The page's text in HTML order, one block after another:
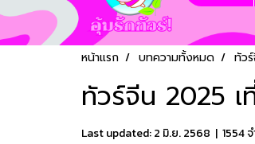
หน้าแรก บทความทั้งหมด ทัว
ทัวร์จีน 2025
Last updated: 2 มิ.ย. 2568 | 1554